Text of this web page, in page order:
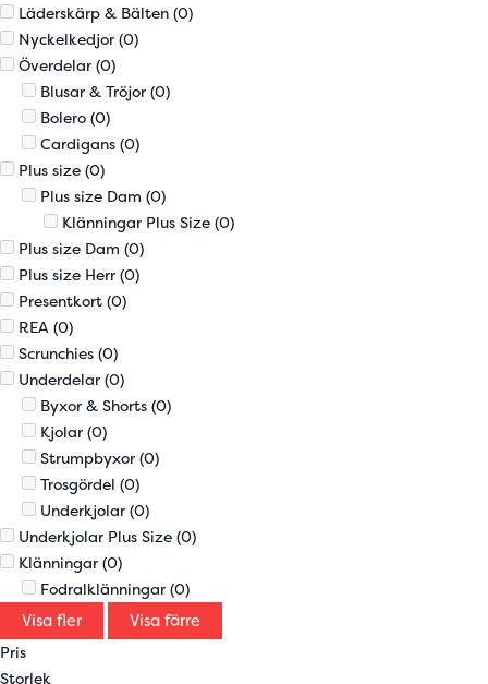
Läderskärp & Bälten (0)
Nyckelkedjor (0)
Överdelar (0)
Blusar & Tröjor (0)
Bolero (0)
Cardigans (0)
Plus size (0)
Plus size Dam (0)
Klänningar Plus Size (0)
Plus size Dam (0)
Plus size Herr (0)
Presentkort (0)
REA (0)
Scrunchies (0)
Underdelar (0)
Byxor & Shorts (0)
Kjolar (0)
Strumpbyxor (0)
Trosgördel (0)
Underkjolar (0)
Underkjolar Plus Size (0)
Klänningar (0)
Fodralklänningar (0)
Visa fler Visa färre
Pris
Storlek